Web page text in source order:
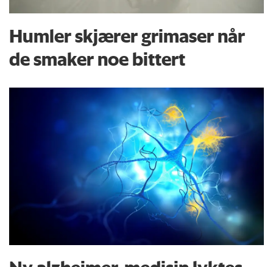
Humler skjærer grimaser når
de smaker noe bittert